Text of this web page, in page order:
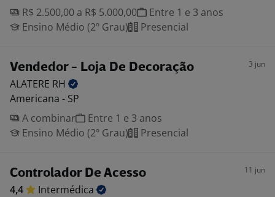
R$ 2.500,00 a R$ 5.000,00
Entre 1 e 3 anos
Ensino Médio (2º Grau)
Presencial
Vendedor - Loja De Decoração 3 jun
ALATERE RH
Americana - SP
A combinar
Entre 1 e 3 anos
Ensino Médio (2º Grau)
Presencial
Controlador De Acesso 11 jun
4,4
Intermédica